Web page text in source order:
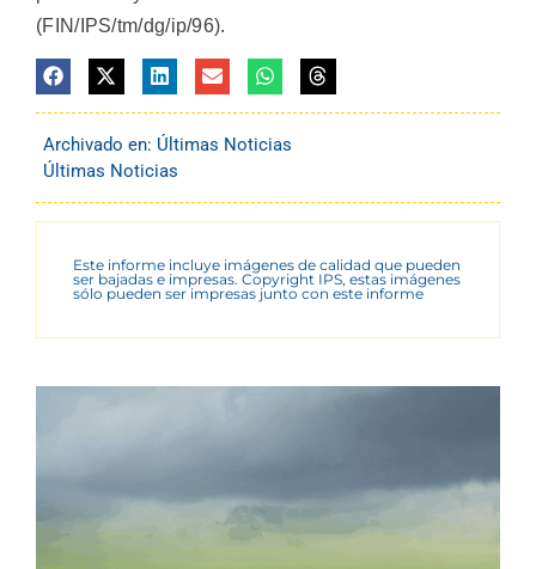
(FIN/IPS/tm/dg/ip/96).
Archivado en: Últimas Noticias
Últimas Noticias
Este informe incluye imágenes de calidad que pueden
ser bajadas e impresas. Copyright IPS, estas imágenes
sólo pueden ser impresas junto con este informe